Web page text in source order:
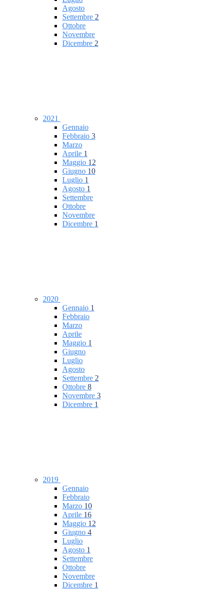
Agosto
Settembre 2
Ottobre
Novembre
Dicembre 2
2021
Gennaio
Febbraio 3
Marzo
Aprile 1
Maggio 12
Giugno 10
Luglio 1
Agosto 1
Settembre
Ottobre
Novembre
Dicembre 1
2020
Gennaio 1
Febbraio
Marzo
Aprile
Maggio 1
Giugno
Luglio
Agosto
Settembre 2
Ottobre 8
Novembre 3
Dicembre 1
2019
Gennaio
Febbraio
Marzo 10
Aprile 16
Maggio 12
Giugno 4
Luglio
Agosto 1
Settembre
Ottobre
Novembre
Dicembre 1